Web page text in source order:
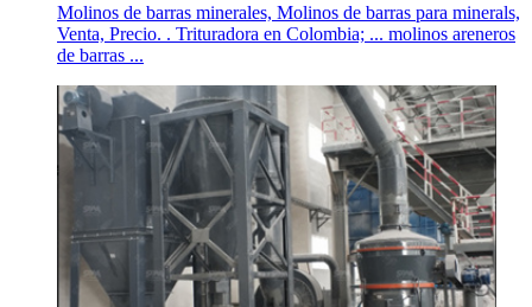
Molinos de barras minerales, Molinos de barras para minerals,
Venta, Precio. . Trituradora en Colombia; ... molinos areneros
de barras ...